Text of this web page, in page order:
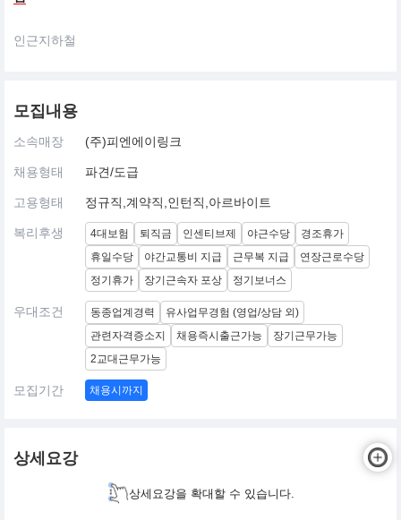
인근지하철
모집내용
소속매장 (주)피엔에이링크
채용형태 파견/도급
고용형태 정규직,계약직,인턴직,아르바이트
복리후생 4대보험 퇴직금 인센티브제 야근수당
경조휴가
휴일수당
야간교통비 지급 근무복 지급
연장근로수당
정기휴가
장기근속자 포상 정기보너스
우대조건 동종업계경력
유사업무경험 (영업/상담 외)
관련자격증소지
채용즉시출근가능
장기근무가능
2교대근무가능
모집기간 채용시까지
상세요강
상세요강을 확대할 수 있습니다.